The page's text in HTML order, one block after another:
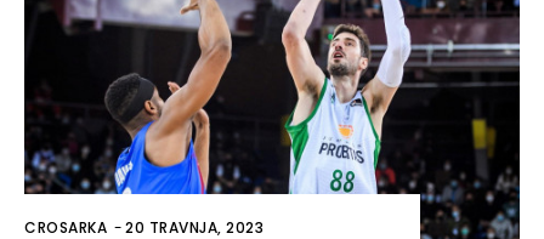
CROSARKA -20 TRAVNJA, 2023